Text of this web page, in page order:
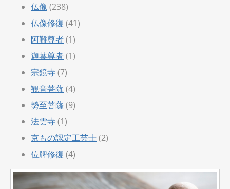
仏像 (238)
仏像修復 (41)
阿難尊者(1)
迦葉尊者(1)
宗鏡寺(7)
観音菩薩(4)
勢至菩薩(9)
法雲寺(1)
京もの認定工芸士(2)
位牌修復 (4)